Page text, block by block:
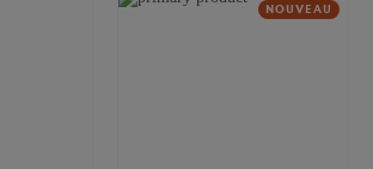
NOUVEAU